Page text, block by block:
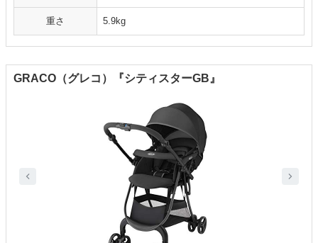
重さ 5.9kg
GRACO（グレコ）『シティスターGB』